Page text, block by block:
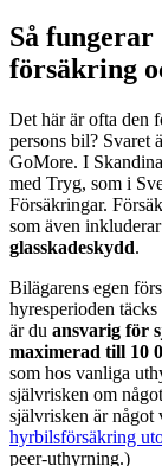
Så
försäkring
Det här är ofta den
persons bil? Svaret
GoMore. I
med Tryg, som i
Försäkringar.
som även inkluderar
glasskadeskydd.
Bilägarens egen
hyresperioden
är du ansvarig för
maximerad till 10
som hos vanliga
självrisken om
självrisken är något
hyrbilsförsäkring
peer-uthyrning.)